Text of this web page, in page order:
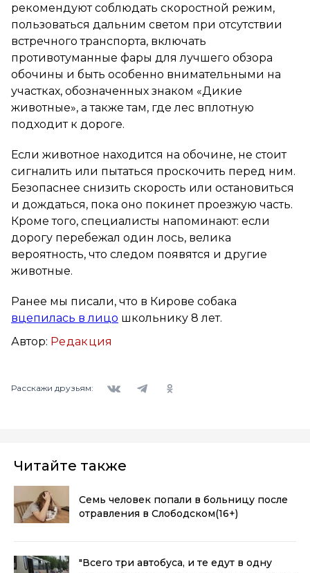
рекомендуют соблюдать скоростной режим,
пользоваться дальним светом при отсутствии
встречного транспорта, включать
противотуманные фары для лучшего обзора
обочины и быть особенно внимательными на
участках, обозначенных знаком «Дикие
животные», а также там, где лес вплотную
подходит к дороге.
Если животное находится на обочине, не стоит
сигналить или пытаться проскочить перед ним.
Безопаснее снизить скорость или остановиться
и дождаться, пока оно покинет проезжую часть.
Кроме того, специалисты напоминают: если
дорогу перебежал один лось, велика
вероятность, что следом появятся и другие
животные.
Ранее мы писали, что в Кирове собака
вцепилась в лицо школьнику 8 лет.
Автор: Редакция
Расскажи друзьям:
Читайте также
Семь человек попали в больницу после
отравления в Слободском(16+)
"Всего три автобуса, и те едут в одну